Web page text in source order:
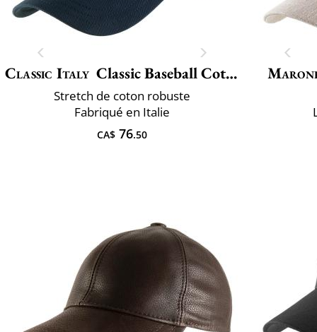
Classic Italy Classic Baseball Cotton
Stretch de coton robuste
Fabriqué en Italie
CA$ 76.50